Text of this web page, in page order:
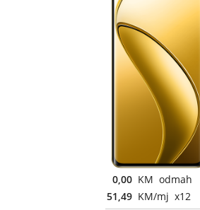
0,00 KM odmah
51,49 KM/mj x12